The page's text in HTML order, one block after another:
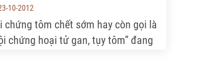
10-2012
chứng tôm chết sớm hay còn gọi là
chứng hoại tử gan, tụy tôm” đang